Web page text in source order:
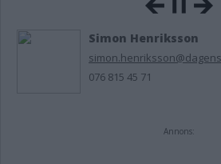
Simon Henriksson
076 815 45 71
Annons: